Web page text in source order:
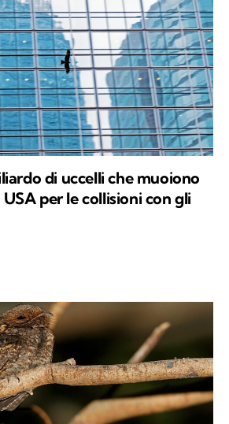
di uccelli che muoiono
per le collisioni con gli